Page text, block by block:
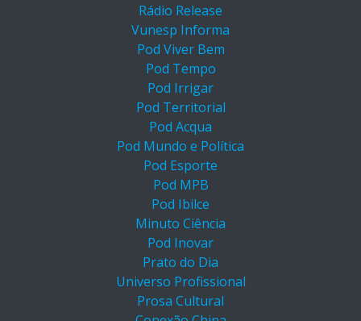
Rádio Release
Vunesp Informa
Pod Viver Bem
Pod Tempo
Pod Irrigar
Pod Territorial
Pod Acqua
Pod Mundo e Política
Pod Esporte
Pod MPB
Pod Ibilce
Minuto Ciência
Pod Inovar
Prato do Dia
Universo Profissional
Prosa Cultural